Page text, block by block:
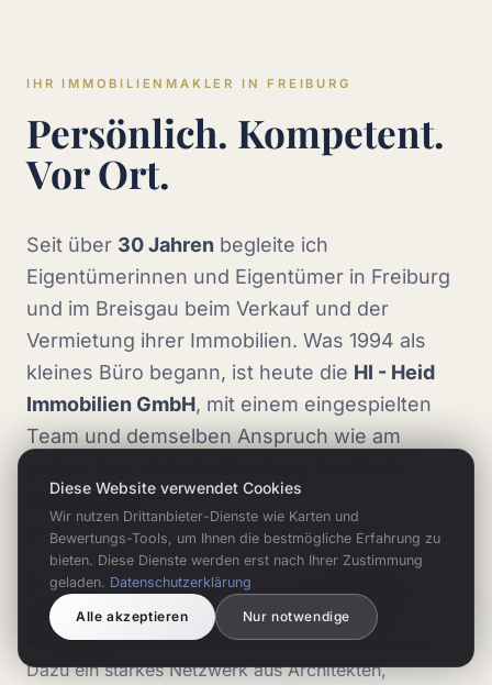
IHR IMMOBILIENMAKLER IN FREIBURG
Persönlich. Kompetent.
Vor Ort.
Seit über 30 Jahren begleite ich
Eigentümerinnen und Eigentümer in Freiburg
und im Breisgau beim Verkauf und der
Vermietung ihrer Immobilien. Was 1994 als
kleines Büro begann, ist heute die HI - Heid
Immobilien GmbH, mit einem eingespielten
Team und demselben Anspruch wie am
Marktkenntnis und echte Leidenschaft für
unsere Region.
Bei jeder Immobilie setzen wir auf
Fotografie, Drohnenaufnahmen und 360°-
Rundgängesowie Exposés, die Käufer begeistern.
Dazu ein starkes Netzwerk aus Architekten,
Diese Website verwendet Cookies
Wir nutzen Drittanbieter-Dienste wie Karten und
Bewertungs-Tools, um Ihnen die bestmögliche Erfahrung zu
bieten. Diese Dienste werden erst nach Ihrer Zustimmung
geladen. Datenschutzerklärung
Alle akzeptieren Nur notwendige